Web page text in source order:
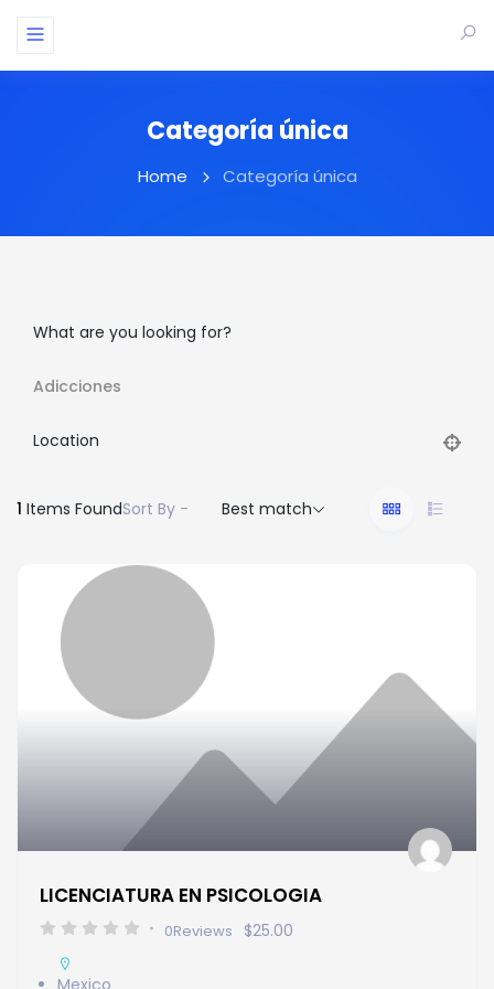
Categoría única
Home Categoría única
What are you looking for?
Adicciones
Location
1 Items FoundSort By - Best match
LICENCIATURA EN PSICOLOGIA
0Reviews $25.00
Mexico